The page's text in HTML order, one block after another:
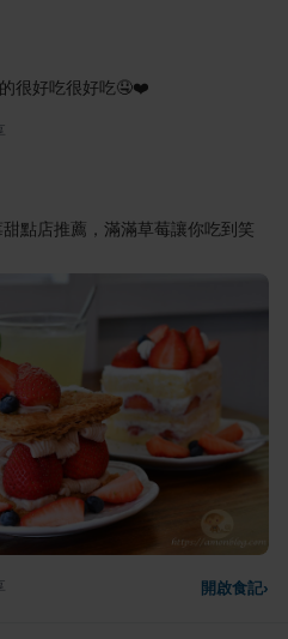
很好吃很好吃🤤❤️
點店推薦，滿滿草莓讓你吃到笑
開啟食記›